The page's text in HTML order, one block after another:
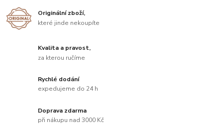
Originální zboží,
které jinde nekoupíte
Kvalita a pravost,
za kterou ručíme
Rychlé dodání
expedujeme do 24 h
Doprava zdarma
při nákupu nad 3000 Kč